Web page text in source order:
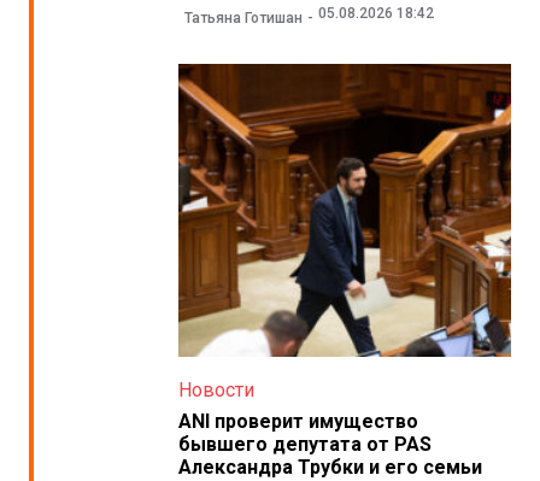
Татьяна Готишан 05.08.2026 18:42
Новости
ANI проверит имущество
бывшего депутата от PAS
Александра Трубки и его семьи